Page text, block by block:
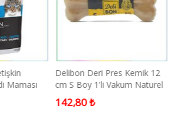
Maması
Delibon Deri Pres Kemik 12
cm S Boy 1'li Vakum Naturel
142,80 ₺